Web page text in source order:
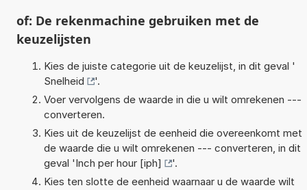
of: De rekenmachine gebruiken met de
keuzelijsten
Kies de juiste categorie uit de keuzelijst, in dit geval '
Snelheid
'.
Voer vervolgens de waarde in die u wilt omrekenen ---
converteren.
Kies uit de keuzelijst de eenheid die overeenkomt met
de waarde die u wilt omrekenen --- converteren, in dit
geval 'Inch per hour [iph]
'.
Kies ten slotte de eenheid waarnaar u de waarde wilt